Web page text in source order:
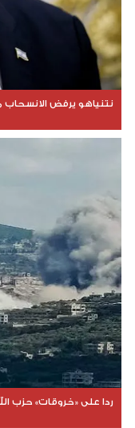
نتنياهو يرفض
ردا على «خروقات» حزب